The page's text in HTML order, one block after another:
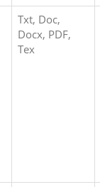
Txt, Doc,
Docx, PDF,
Tex